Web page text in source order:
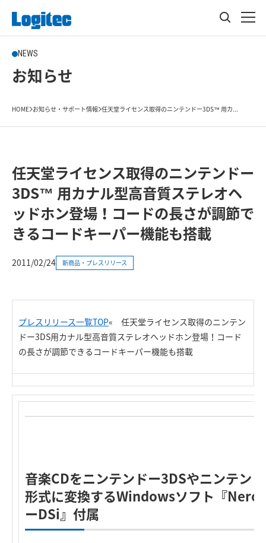
NEWS
お知らせ
HOME お知らせ・サポート情報 任天堂ライセンス取得のニンテンドー3DS™ 用カ...
任天堂ライセンス取得のニンテンドー
3DS™ 用カナル型高音質ステレオヘ
ッドホン登場！コードの長さが調節で
きるコードキーパー機能も搭載
2011/02/24 新商品・プレスリリース
プレスリリース一覧TOP« 任天堂ライセンス取得のニンテン
ドー3DS用カナル型高音質ステレオヘッドホン登場！コード
の長さが調節できるコードキーパー機能も搭載
音楽CDをニンテンドー3DSやニンテン
形式に変換するWindowsソフト『
ーDSi』付属